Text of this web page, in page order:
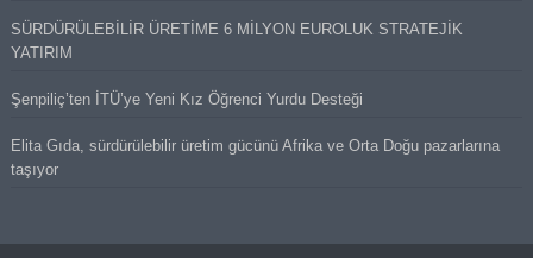
SÜRDÜRÜLEBİLİR ÜRETİME 6 MİLYON EUROLUK STRATEJİK
YATIRIM
Şenpiliç’ten İTÜ’ye Yeni Kız Öğrenci Yurdu Desteği
Elita Gıda, sürdürülebilir üretim gücünü Afrika ve Orta Doğu pazarlarına
taşıyor